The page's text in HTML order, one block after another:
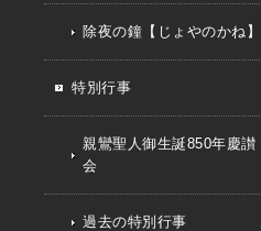
除夜の鐘【じょやのかね】
特別行事
親鸞聖人御生誕850年慶讃
会
過去の特別行事